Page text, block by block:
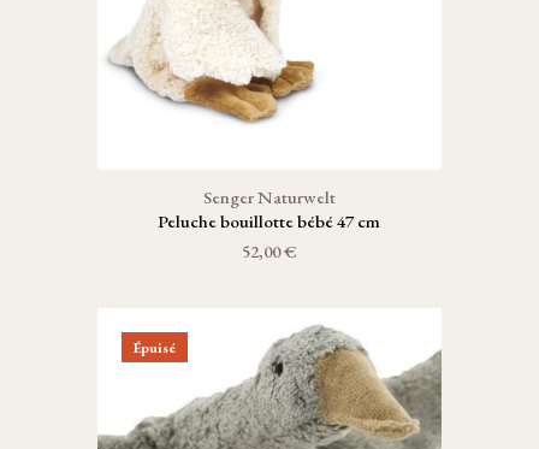
Senger Naturwelt
Peluche bouillotte bébé 47 cm
52,00 €
Épuisé